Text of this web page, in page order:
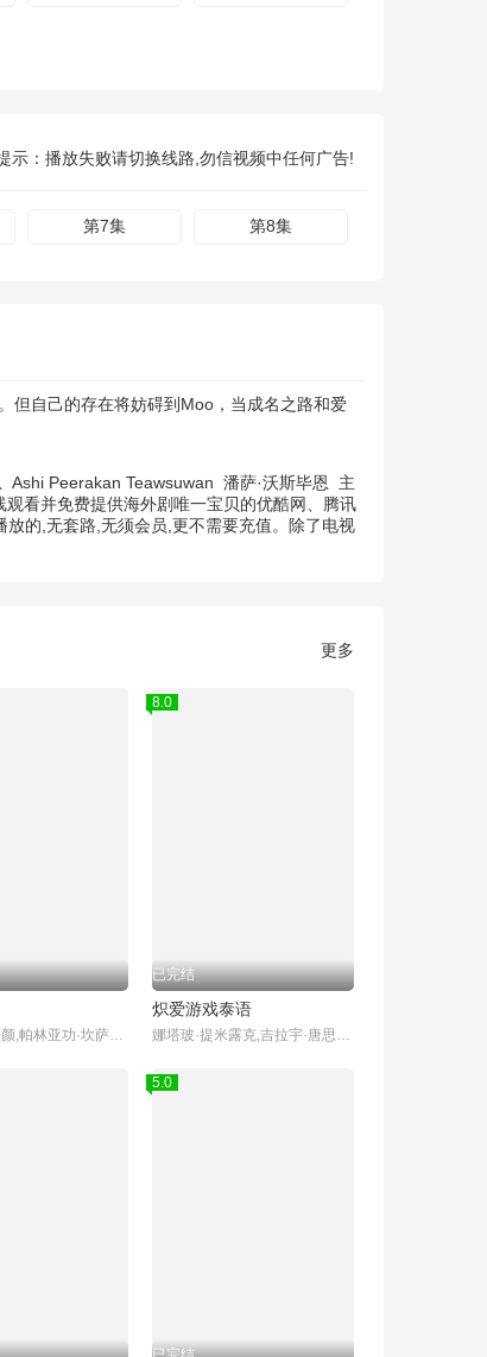
示：播放失败请切换线路,勿信视频中任何广告!
第7集 第8集
自己的存在将妨碍到Moo，当成名之路和爱
Ashi Peerakan Teawsuwan 潘萨·沃斯毕恩
主
看并免费提供海外剧唯一宝贝的优酷网、腾讯
的,无套路,无须会员,更不需要充值。除了电视
更多
陈欣博,程浩颜,帕林亚功·坎萨瓦,图拓·科拉帕特,帕努帕特·阿诺玛契提,索恩塔斯特·布昂加姆,帕辛·利昂武,Chane Tawatson Plengsiriwat,Thomas Teetut Chungmanirat,Mark Sorntast Buangam,Pang Buntarika Singpha,Tom Ratchaneekorn Phanmanee
8.0
已完结
炽爱游戏泰语
娜塔玻·提米露克,吉拉宇·唐思苏克,阿曼娜·古尔,Chatayodom Hiranyatithi,娜姆拉荣·塔尼娅瑞丝,协塔朋·平朋,杜昂达·东卡米尼,皮茶帕·潘图慕钦达
5.0